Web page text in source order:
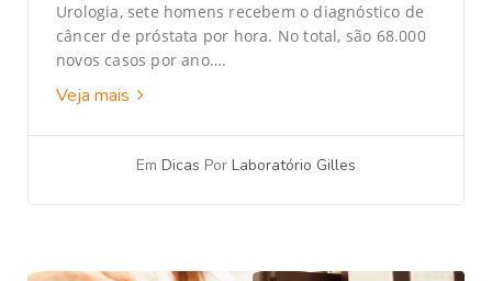
Urologia, sete homens recebem o diagnóstico de
câncer de próstata por hora. No total, são 68.000
novos casos por ano….
Veja mais
Em Dicas Por Laboratório Gilles